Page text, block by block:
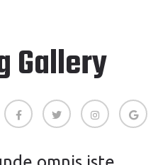
Gallery